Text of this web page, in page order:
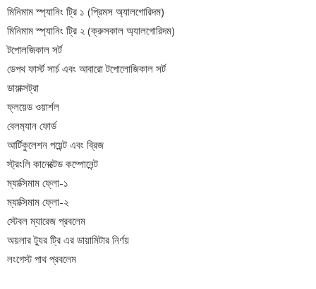
মিনিমাম স্প্যানিং ট্রি ১ (প্রিমস অ্যালগোরিদম)
মিনিমাম স্প্যানিং ট্রি ২ (ক্রুসকাল অ্যালগোরিদম)
টপোলজিকাল সর্ট
ডেপথ ফার্স্ট সার্চ এবং আবারো টপোলোজিকাল সর্ট
ডায়াক্সট্রা
ফ্লয়েড ওয়ার্শল
বেলম‍্যান ফোর্ড
আর্টিকুলেশন পয়েন্ট এবং ব্রিজ
স্ট্রংলি কানেক্টেড কম্পোনেন্ট
ম্যাক্সিমাম ফ্লো-১
ম্যাক্সিমাম ফ্লো-২
স্টেবল ম্যারেজ প্রবলেম
অয়লার ট্যুর ট্রি এর ডায়ামিটার নির্ণয়
লংগেস্ট পাথ প্রবলেম